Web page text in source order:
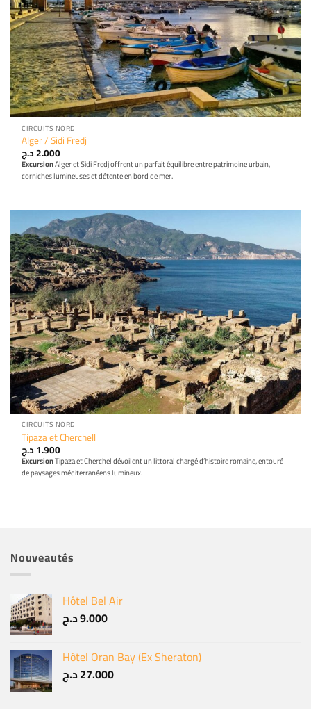
CIRCUITS NORD
Alger / Sidi Fredj
2.000د.ج
ExcursionAlger et Sidi Fredj offrent un parfait équilibre entre patrimoine urbain,
corniches lumineuses et détente en bord de mer.
CIRCUITS NORD
Tipaza et Cherchell
1.900د.ج
ExcursionTipaza et Cherchel dévoilent un littoral chargé d’histoire romaine, entouré
de paysages méditerranéens lumineux.
Nouveautés
Hôtel Bel Air
9.000د.ج
Hôtel Oran Bay (Ex Sheraton)
27.000د.ج